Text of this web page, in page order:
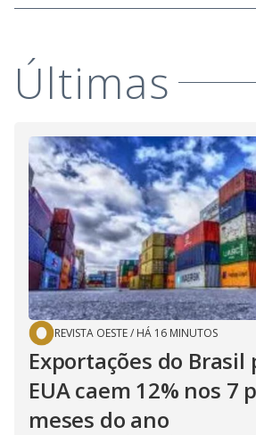
Últimas
REVISTA OESTE/ HÁ 16 MINUTOS
Exportações do Brasil
EUA caem 12% nos 7
meses do ano